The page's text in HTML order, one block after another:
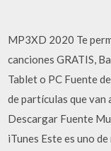
MP3XD 2020 Te
canciones GRATIS,
Tablet o PC Fuente
de partículas que van
Descargar Fuente
iTunes Este es uno